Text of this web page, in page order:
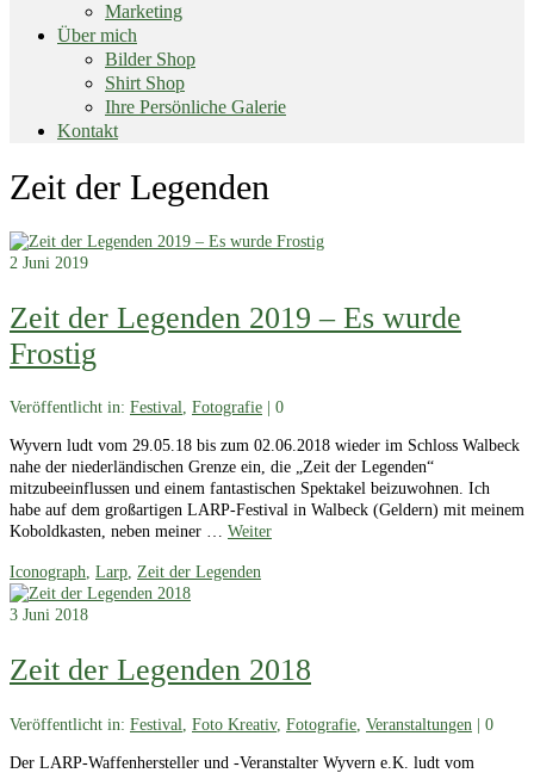
Marketing
Über mich
Bilder Shop
Shirt Shop
Ihre Persönliche Galerie
Kontakt
End
of
Zeit der Legenden
2 Juni 2019
Zeit der Legenden 2019 – Es wurde
Frostig
Veröffentlicht in: Festival, Fotografie 0
Wyvern ludt vom 29.05.18 bis zum 02.06.2018 wieder im Schloss Walbeck
nahe der niederländischen Grenze ein, die „Zeit der Legenden“
mitzubeeinflussen und einem fantastischen Spektakel beizuwohnen. Ich
habe auf dem großartigen LARP-Festival in Walbeck (Geldern) mit meinem
Koboldkasten, neben meiner … Weiter
Iconograph, Larp, Zeit der Legenden
3 Juni 2018
Zeit der Legenden 2018
Veröffentlicht in: Festival Foto Kreativ, Fotografie Veranstaltungen | 0
Der LARP-Waffenhersteller und -Veranstalter Wyvern e.K. ludt vom